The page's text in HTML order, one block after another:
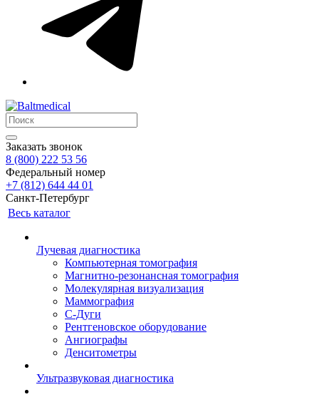
Заказать звонок
8 (800) 222 53 56
Федеральный номер
+7 (812) 644 44 01
Санкт-Петербург
Весь каталог
Лучевая диагностика
Компьютерная томография
Магнитно-резонансная томография
Молекулярная визуализация
Маммография
С-Дуги
Рентгеновское оборудование
Ангиографы
Денситометры
Ультразвуковая диагностика